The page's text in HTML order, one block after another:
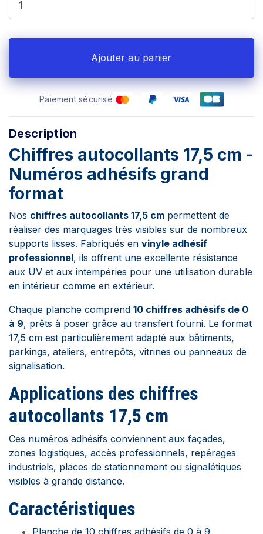
Ajouter au panier
Paiement sécurisé
Description
Chiffres autocollants 17,5 cm -
Numéros adhésifs grand
format
Nos chiffres autocollants 17,5 cm permettent de
réaliser des marquages très visibles sur de nombreux
supports lisses. Fabriqués en vinyle adhésif
professionnel, ils offrent une excellente résistance
aux UV et aux intempéries pour une utilisation durable
en intérieur comme en extérieur.
Chaque planche comprend 10 chiffres adhésifs de 0
à 9, prêts à poser grâce au transfert fourni. Le format
17,5 cm est particulièrement adapté aux bâtiments,
parkings, ateliers, entrepôts, vitrines ou panneaux de
signalisation.
Applications des chiffres
autocollants 17,5 cm
Ces numéros adhésifs conviennent aux façades,
zones logistiques, accès professionnels, repérages
industriels, places de stationnement ou signalétiques
visibles à grande distance.
Caractéristiques
Planche de 10 chiffres adhésifs de 0 à 9.